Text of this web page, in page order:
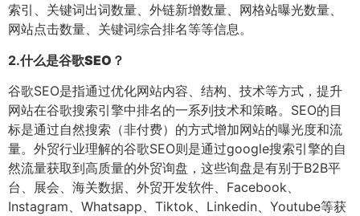
索引、关键词出词数量、外链新增数量、网格站曝光数量、
网站点击数量、关键词综合排名等等信息。
2.什么是谷歌SEO？
谷歌SEO是指通过优化网站内容、结构、技术等方式，提升
网站在谷歌搜索引擎中排名的一系列技术和策略。SEO的目
标是通过自然搜索（非付费）的方式增加网站的曝光度和流
量。外贸行业理解的谷歌SEO则是通过google搜索引擎的自
然流量获取到高质量的外贸询盘，这些询盘是有别于B2B平
台、展会、海关数据、外贸开发软件、Facebook、
Instagram、Whatsapp、Tiktok、Linkedin、Youtube等获